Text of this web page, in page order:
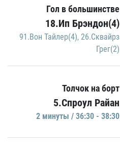
Гол в большинстве
18.Ип Брэндон(4)
91.Вон Тайлер(4), 26.Сквайрз
Грег(2)
Толчок на борт
5.Спроул Райан
2 минуты / 36:30 - 38:30